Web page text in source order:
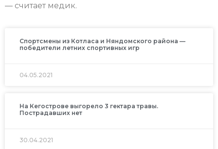
— считает медик.
Спортсмены из Котласа и Няндомского района —
победители летних спортивных игр
04.05.2021
На Кегострове выгорело 3 гектара травы.
Пострадавших нет
30.04.2021